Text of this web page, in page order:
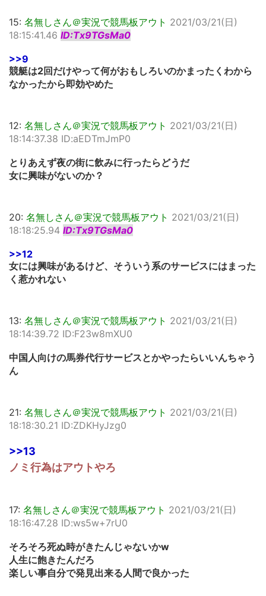
15: 名無しさん＠実況で競馬板アウト 2021/03/21(日)
18:15:41.46 ID:Tx9TGsMa0
>>9
競艇は2回だけやって何がおもしろいのかまったくわから
なかったから即効やめた
12: 名無しさん＠実況で競馬板アウト 2021/03/21(日)
18:14:37.38 ID:aEDTmJmP0
とりあえず夜の街に飲みに行ったらどうだ
女に興味がないのか？
20: 名無しさん＠実況で競馬板アウト 2021/03/21(日)
18:18:25.94 ID:Tx9TGsMa0
>>12
女には興味があるけど、そういう系のサービスにはまった
く惹かれない
13: 名無しさん＠実況で競馬板アウト 2021/03/21(日)
18:14:39.72 ID:F23w8mXU0
中国人向けの馬券代行サービスとかやったらいいんちゃう
ん
21: 名無しさん＠実況で競馬板アウト 2021/03/21(日)
18:18:30.21 ID:ZDKHyJzg0
>>13
ノミ行為はアウトやろ
17: 名無しさん＠実況で競馬板アウト 2021/03/21(日)
18:16:47.28 ID:ws5w+7rU0
そろそろ死ぬ時がきたんじゃないかw
人生に飽きたんだろ
楽しい事自分で発見出来る人間で良かった